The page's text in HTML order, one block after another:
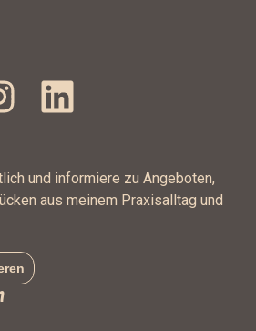
und informiere zu Angeboten,
aus meinem Praxisalltag und